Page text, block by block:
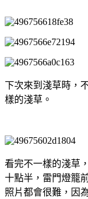
下次來到淺草時，
樣的淺草。
看完不一樣的淺草
十點半，雷門燈籠
照片都會很難，因